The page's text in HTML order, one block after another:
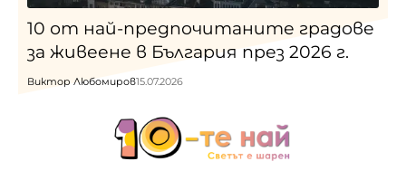
10 от най-предпочитаните градове
за живеене в България през 2026 г.
Виктор Любомиров15.07.2026